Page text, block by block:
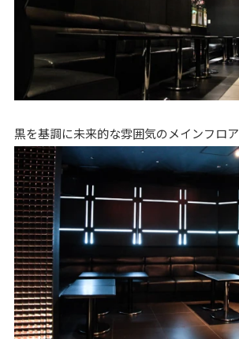
黒を基調に未来的な雰囲気のメインフロア